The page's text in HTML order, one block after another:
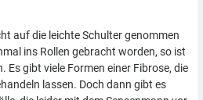
auf die leichte Schulter genommen
ins Rollen gebracht worden, so ist
Es gibt viele Formen einer Fibrose, die
lassen. Doch dann gibt es